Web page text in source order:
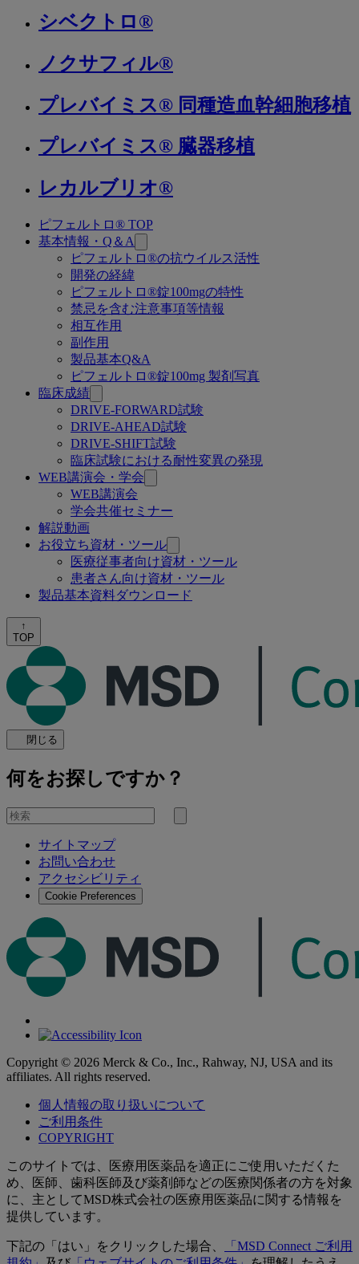
シベクトロ®
ノクサフィル®
プレバイミス® 同種造血幹細胞移植
プレバイミス® 臓器移植
レカルブリオ®
ピフェルトロ® TOP
基本情報・Q＆A
ピフェルトロ®の抗ウイルス活性
開発の経緯
ピフェルトロ®錠100mgの特性
禁忌を含む注意事項等情報
相互作用
副作用
製品基本Q&A
ピフェルトロ®錠100mg 製剤写真
臨床成績
DRIVE-FORWARD試験
DRIVE-AHEAD試験
DRIVE-SHIFT試験
臨床試験における耐性変異の発現
WEB講演会・学会
WEB講演会
学会共催セミナー
解説動画
お役立ち資材・ツール
医療従事者向け資材・ツール
患者さん向け資材・ツール
製品基本資料ダウンロード
↑
TOP
閉じる
何をお探しですか？
を
検
サイトマップ
お問い合わせ
アクセシビリティ
Cookie Preferences
Copyright © 2026 Merck & Co., Inc., Rahway, NJ, USA and its
affiliates. All rights reserved.
個人情報の取り扱いについて
ご利用条件
COPYRIGHT
このサイトでは、医療用医薬品を適正にご使用いただくた
め、医師、歯科医師及び薬剤師などの医療関係者の方を対象
に、主としてMSD株式会社の医療用医薬品に関する情報を
提供しています。
下記の「はい」をクリックした場合、
「MSD Connect ご利用